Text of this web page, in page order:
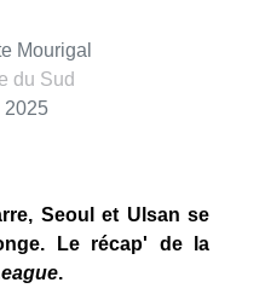
Mourigal
du Sud
2025
Seoul et Ulsan se
Le récap' de la
.